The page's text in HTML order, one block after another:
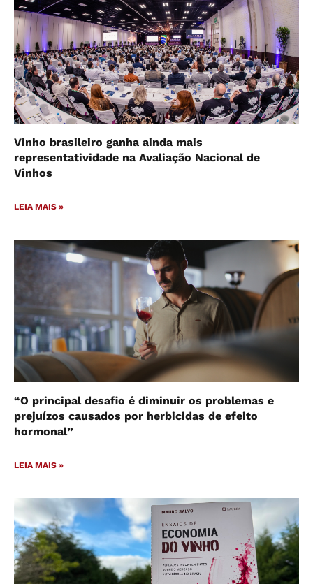
Vinho brasileiro ganha ainda mais
representatividade na Avaliação Nacional de
Vinhos
LEIA MAIS »
“O principal desafio é diminuir os problemas e
prejuízos causados por herbicidas de efeito
hormonal”
LEIA MAIS »